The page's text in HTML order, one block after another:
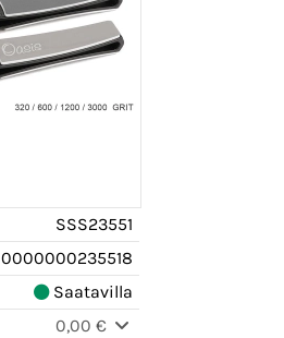
SSS23551
0000000235518
Saatavilla
0,00 €